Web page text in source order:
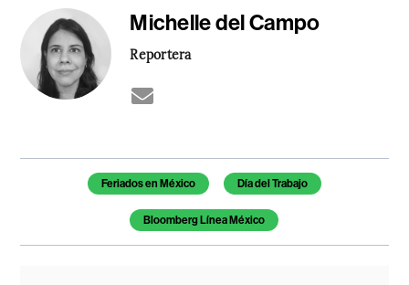
Michelle del Campo
Reportera
Temas de este artículo
Feriados en México Día del Trabajo
Bloomberg Línea México